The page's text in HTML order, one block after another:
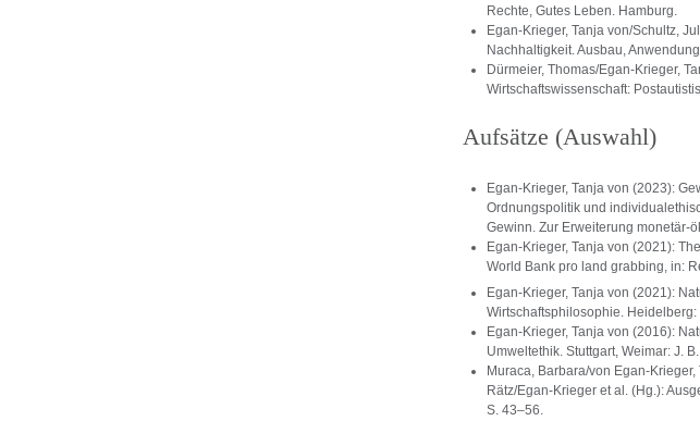
Rechte, Gutes Leben. Hamburg.
Egan-Krieger, Tanja von/Schultz,
Nachhaltigkeit. Ausbau,
Dürmeier, Thomas/Egan-Krieger,
Wirtschaftswissenschaft:
Aufsätze (Auswahl)
Egan-Krieger, Tanja von (2023):
Ordnungspolitik und
Gewinn. Zur Erweiterung monetär-
Egan-Krieger, Tanja von (2021):
World Bank pro land grabbing, in:
Egan-Krieger, Tanja von (2021):
Wirtschaftsphilosophie. Heidelberg:
Egan-Krieger, Tanja von (2016):
Umweltethik. Stuttgart, Weimar: J. B.
Muraca, Barbara/von Egan-
Rätz/Egan-Krieger et al. (Hg.):
S. 43–56.